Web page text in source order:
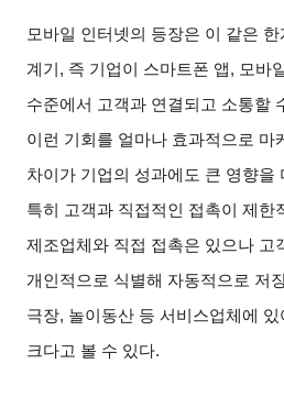
모바일 인터넷의 등장은 이 같은
계기 , 즉 기업이 스마트폰 앱, 모바
수준에서 고객과 연결되고 소통할
이런 기회를 얼마나 효과적으로 마
차이가 기업의 성과에도 큰 영향을
특히 고객과 직접적인 접촉이 제한
제조업체와 직접 접촉은 있으나 고
개인적으로 식별해 자동적으로 저
극장, 놀이동산 등 서비스업체에
크다고 볼 수 있다.